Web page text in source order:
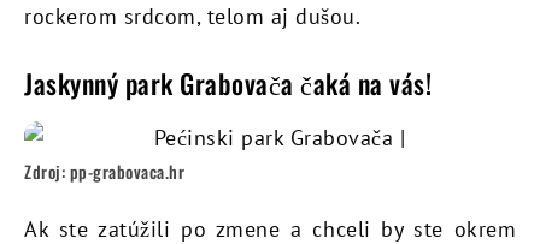
rockerom srdcom, telom aj dušou.
Jaskynný park Grabovača čaká na vás!
Zdroj: pp-grabovaca.hr
Ak ste zatúžili po zmene a chceli by ste okrem